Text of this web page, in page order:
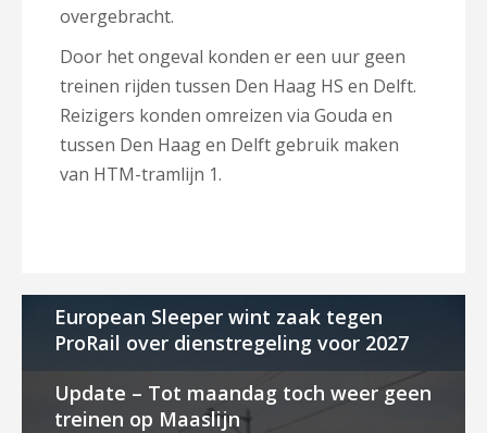
overgebracht.
Door het ongeval konden er een uur geen
treinen rijden tussen Den Haag HS en Delft.
Reizigers konden omreizen via Gouda en
tussen Den Haag en Delft gebruik maken
van HTM-tramlijn 1.
European Sleeper wint zaak tegen
ProRail over dienstregeling voor 2027
Update – Tot maandag toch weer geen
treinen op Maaslijn